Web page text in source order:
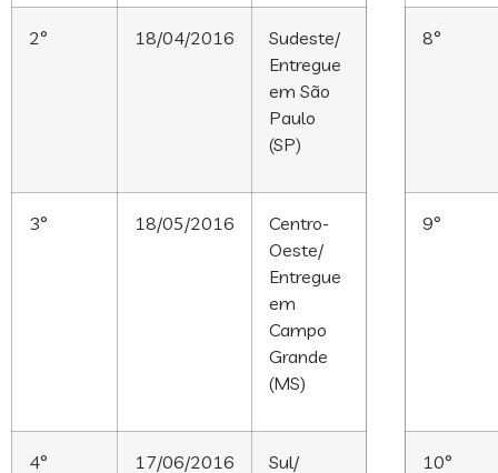
2° 18/04/2016
Sudeste/
Entregue
em São
Paulo
(SP)
8°
3° 18/05/2016
Centro-
Oeste/
Entregue
em
Campo
Grande
(MS)
9°
4° 17/06/2016
Sul/
10°